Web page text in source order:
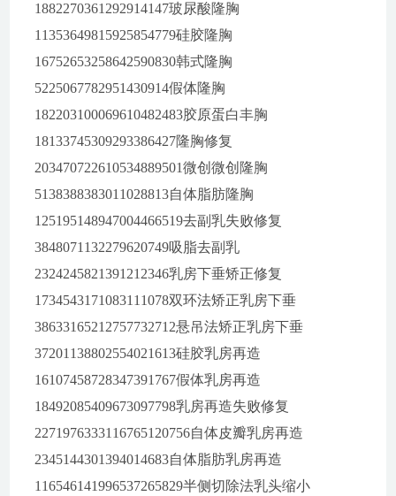
1882270361292914147玻尿酸隆胸
11353649815925854779硅胶隆胸
16752653258642590830韩式隆胸
5225067782951430914假体隆胸
182203100069610482483胶原蛋白丰胸
18133745309293386427隆胸修复
203470722610534889501微创微创隆胸
5138388383011028813自体脂肪隆胸
125195148947004466519去副乳失败修复
3848071132279620749吸脂去副乳
2324245821391212346乳房下垂矫正修复
1734543171083111078双环法矫正乳房下垂
38633165212757732712悬吊法矫正乳房下垂
37201138802554021613硅胶乳房再造
16107458728347391767假体乳房再造
18492085409673097798乳房再造失败修复
2271976333116765120756自体皮瓣乳房再造
2345144301394014683自体脂肪乳房再造
116546141996537265829半侧切除法乳头缩小